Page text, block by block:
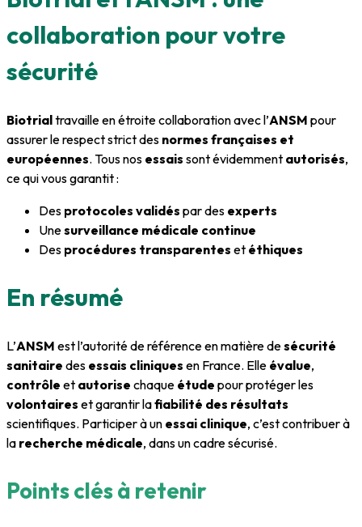
collaboration pour votre
sécurité
Biotrialtravaille en étroite collaboration avec l’ANSM pour
assurer le respect strict des normes françaises et
européennes. Tous nos essais sont évidemment autorisés,
ce qui vous garantit :
Des protocoles validés par des experts
Unesurveillance médicale continue
Des procédures transparentes et éthiques
En résumé
L’ANSM est l’autorité de référence en matière desécurité
sanitaire des essais cliniques en France. Elle évalue,
contrôle et autorise chaque étude pour protéger les
volontaires et garantir lafiabilité des résultats
scientifiques. Participer à un essai clinique, c’est contribuer à
la recherche médicale, dans un cadre sécurisé.
Points clés à retenir